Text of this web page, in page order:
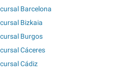
Barcelona
Bizkaia
Burgos
Cáceres
Cádiz